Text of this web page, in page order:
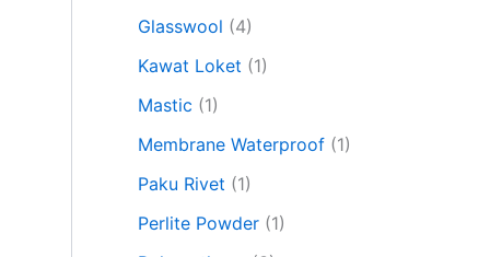
Glasswool (4)
Kawat Loket (1)
Mastic (1)
Membrane Waterproof (1)
Paku Rivet (1)
Perlite Powder (1)